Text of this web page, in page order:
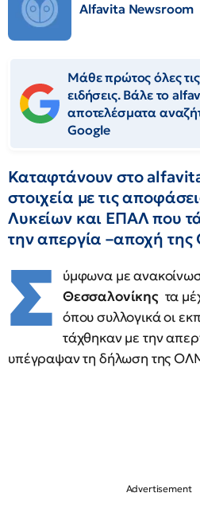
Alfavita Newsroom
Μάθε πρώτος όλες
ειδήσεις. Βάλε το
αποτελέσματα
Google
Καταφτάνουν στο
στοιχεία με τις
Λυκείων και ΕΠΑΛ που
την απεργία –αποχή
Σ ύμφωνα με
Θεσσαλονίκηςτα
όπου συλλογικά οι
τάχθηκαν με την
υπέγραψαν τη δήλωση της